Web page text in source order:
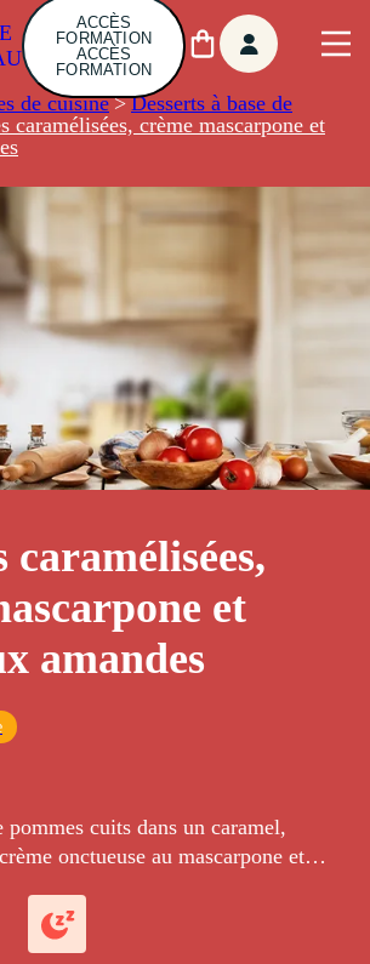
ACCÈS
FORMATION
ACCÈS
FORMATION
de cuisine> Desserts à base de
caramélisées, crème mascarpone et
caramélisées,
et
amandes
pommes cuits dans un caramel,
onctueuse au mascarpone et